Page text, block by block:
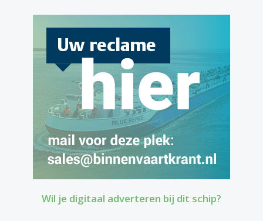
Wil je digitaal adverteren bij dit schip?